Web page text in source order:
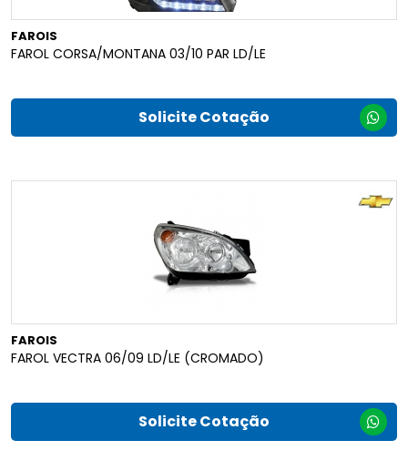
FAROIS
FAROL CORSA/MONTANA 03/10 PAR LD/LE
Solicite Cotação
FAROIS
FAROL VECTRA 06/09 LD/LE (CROMADO)
Solicite Cotação